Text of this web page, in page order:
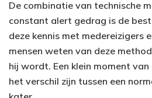
De combinatie van technische
constant alert gedrag is de
deze kennis met medereizigers
mensen weten van deze
hij wordt. Een klein moment
het verschil zijn tussen een